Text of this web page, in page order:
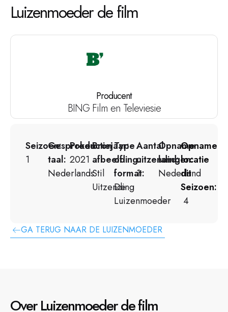
Luizenmoeder de film
Producent
BING Film en Televiesie
Seizoen:
1
Gesproken
taal:
Nederlands
Productiejaar:
2021
Bron
afbeelding:
Stil
Uitzending
Type
of
format:
De
Luizenmoeder
Aantal
uitzendingen:
1
Opname
land:
Nederland
Opname
locatie
dit
Seizoen:
4
GA TERUG NAAR DE LUIZENMOEDER
Over Luizenmoeder de film